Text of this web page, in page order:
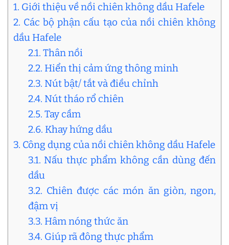
1. Giới thiệu về nồi chiên không dầu Hafele
2. Các bộ phận cấu tạo của nồi chiên không
dầu Hafele
2.1. Thân nồi
2.2. Hiển thị cảm ứng thông minh
2.3. Nút bật/ tắt và điều chỉnh
2.4. Nút tháo rổ chiên
2.5. Tay cầm
2.6. Khay hứng dầu
3. Công dụng của nồi chiên không dầu Hafele
3.1. Nấu thực phẩm không cần dùng đến
dầu
3.2. Chiên được các món ăn giòn, ngon,
đậm vị
3.3. Hâm nóng thức ăn
3.4. Giúp rã đông thực phẩm